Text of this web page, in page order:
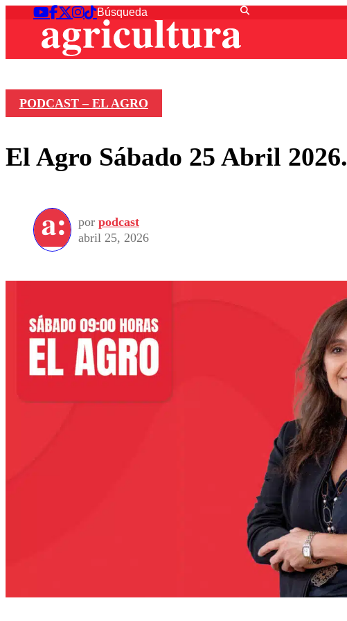
PODCAST – EL AGRO
El Agro Sábado 25 Abril 2026.
por podcast
abril 25, 2026